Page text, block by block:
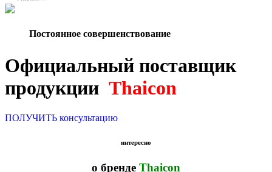
Постоянное совершенствование
Официальный поставщик
продукции Thaicon
ПОЛУЧИТЬ консультацию
интересно
о бренде Thaicon